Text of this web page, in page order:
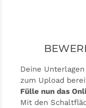
Deine
zum Upload
Fülle nun das
Mit den